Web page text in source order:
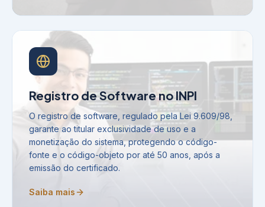
Registro de Software no INPI
O registro de software, regulado pela Lei 9.609/98,
garante ao titular exclusividade de uso e a
monetização do sistema, protegendo o código-
fonte e o código-objeto por até 50 anos, após a
emissão do certificado.
Saiba mais